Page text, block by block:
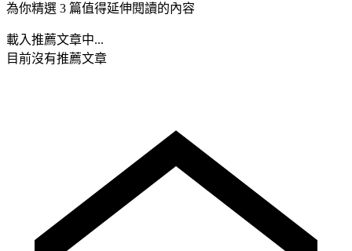
為你精選 3 篇值得延伸閱讀的內容
載入推薦文章中...
目前沒有推薦文章